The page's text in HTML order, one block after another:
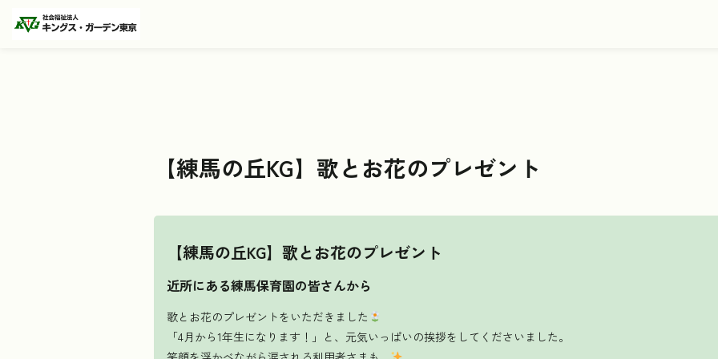
【練馬の丘KG】歌とお花のプレゼント
【練馬の丘KG】歌とお花のプレゼント
近所にある練馬保育園の皆さんから
歌とお花のプレゼントをいただきました
「4月から1年生になります！」と、元気いっぱいの挨拶をしてくださいました。